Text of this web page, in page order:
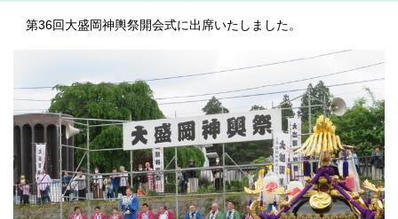
第36回大盛岡神輿祭開会式に出席いたしました。